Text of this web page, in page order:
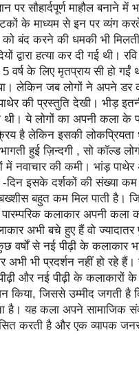
सौहार्दपूर्ण माहौल बनाने में
के माध्यम से इन पर व्यंग
बंद करने की धमकी भी
द्वारा हत्या कर दी गई थी।
वर्ष के लिए मृतप्राय सी हो गईं
लेकिन जब लोगों ने अपने डर
की प्रस्तुति देखी। भीड़
ये लोगों का अपनी कला के
है लेकिन इसकी लोकप्रियता
हुई ज़िन्दगी , सो कॉल्ड
में नवाचार की कमी। भांड़
-दिन इसके दर्शकों की संख्या
बहुत कम मिल पाती है।
कलाकार अपनी
अभी बचे हुए हैं वो ज्यादातर
वर्षों से नई पीढ़ी के
अभी भी प्रदर्शन नहीं हो रहे
पीढ़ी और नई पीढ़ी के
किया, जिससे उम्मीद जगती है
है। यह कला अपने सामाजिक
करती है और एक व्यापक